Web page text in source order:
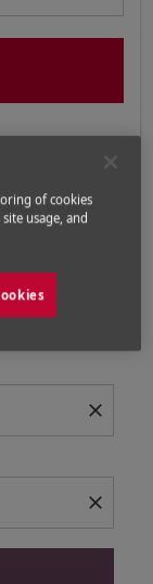
Las Vegas -
a
close
close
(origine e/o
of cookies
usage, and